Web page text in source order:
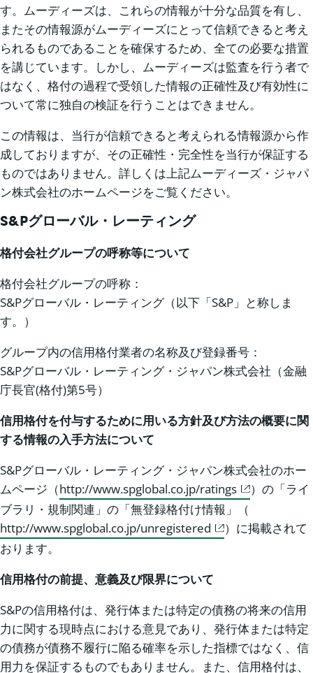
す。ムーディーズは、これらの情報が十分な品質を有し、
またその情報源がムーディーズにとって信頼できると考え
られるものであることを確保するため、全ての必要な措置
を講じています。しかし、ムーディーズは監査を行う者で
はなく、格付の過程で受領した情報の正確性及び有効性に
ついて常に独自の検証を行うことはできません。
この情報は、当行が信頼できると考えられる情報源から作
成しておりますが、その正確性・完全性を当行が保証する
ものではありません。詳しくは上記ムーディーズ・ジャパ
ン株式会社のホームページをご覧ください。
S&Pグローバル・レーティング
格付会社グループの呼称等について
格付会社グループの呼称：
S&Pグローバル・レーティング（以下「S&P」と称しま
す。）
グループ内の信用格付業者の名称及び登録番号：
S&Pグローバル・レーティング・ジャパン株式会社（金融
庁長官(格付)第5号）
信用格付を付与するために用いる方針及び方法の概要に関
する情報の入手方法について
S&Pグローバル・レーティング・ジャパン株式会社のホー
ムページ（http://www.spglobal.co.jp/ratings
）の「ライ
ブラリ・規制関連」の「無登録格付け情報」（
http://www.spglobal.co.jp/unregistered
）に掲載されて
おります。
信用格付の前提、意義及び限界について
S&Pの信用格付は、発行体または特定の債務の将来の信用
力に関する現時点における意見であり、発行体または特定
の債務が債務不履行に陥る確率を示した指標ではなく、信
用力を保証するものでもありません。また、信用格付は、